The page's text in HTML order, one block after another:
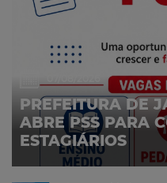
PREFEITURA DE
ABRE PSS PARA
ESTAGIÁRIOS